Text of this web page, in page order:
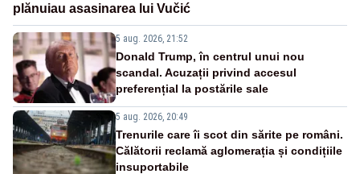
plănuiau asasinarea lui Vučić
5 aug. 2026, 21:52
Donald Trump, în centrul unui nou
scandal. Acuzații privind accesul
preferențial la postările sale
5 aug. 2026, 20:49
Trenurile care îi scot din sărite pe români.
Călătorii reclamă aglomerația și condițiile
insuportabile